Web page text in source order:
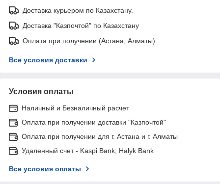
Доставка курьером по Казахстану.
Доставка "Казпочтой" по Казахстану
Оплата при получении (Астана, Алматы).
Все условия доставки
Условия оплаты
Наличный и Безналичный расчет
Оплата при получении доставки "Казпочтой"
Оплата при получении для г. Астана и г. Алматы
Удаленный счет - Kaspi Bank, Halyk Bank
Все условия оплаты